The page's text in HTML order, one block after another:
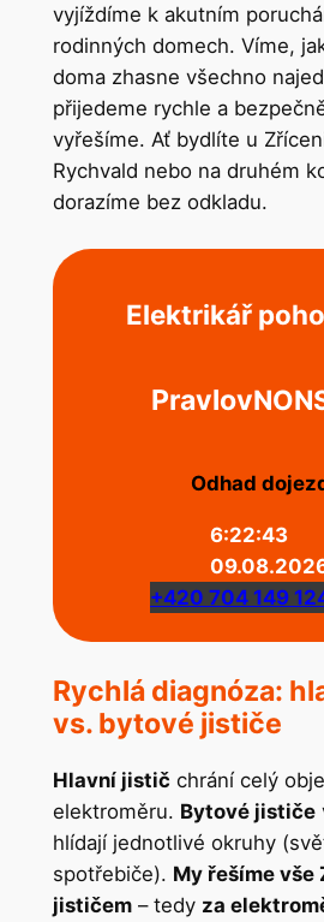
vyjíždíme k akutním
rodinných domech. Víme,
doma zhasne všechno
přijedeme rychle a
vyřešíme. Ať bydlíte u
Rychvald nebo na druhém
dorazíme bez odkladu.
Elektrikář
Pravlov
Odhad
6:22:43
+420 704 149
Rychlá diagnóza:
vs. bytové jističe
Hlavní jistič chrání celý
elektroměru. Bytové jističe
hlídají jednotlivé okruhy
spotřebiče). My řešíme vše
jističem– tedy za